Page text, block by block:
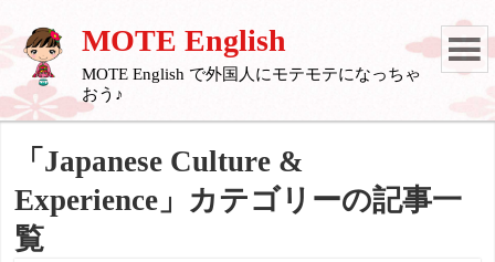
MOTE English
MOTE English で外国人にモテモテになっちゃ
おう♪
「Japanese Culture &
Experience」カテゴリーの記事一
覧